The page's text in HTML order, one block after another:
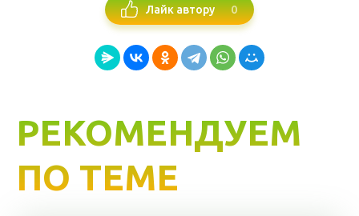
Лайк автору 0
РЕКОМЕНДУЕМ
ПО ТЕМЕ